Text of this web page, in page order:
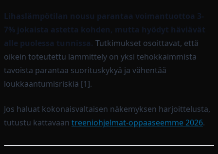
Lihaslämpötilan nousu parantaa voimantuottoa 3-
7% jokaista astetta kohden, mutta hyödyt häviävät
alle puolessa tunnissa. Tutkimukset osoittavat, että
oikein toteutettu lämmittely on yksi tehokkaimmista
tavoista parantaa suorituskykyä ja vähentää
loukkaantumisriskiä [1].
Jos haluat kokonaisvaltaisen näkemyksen harjoittelusta,
tutustu kattavaan treeniohjelmat-oppaaseemme 2026.